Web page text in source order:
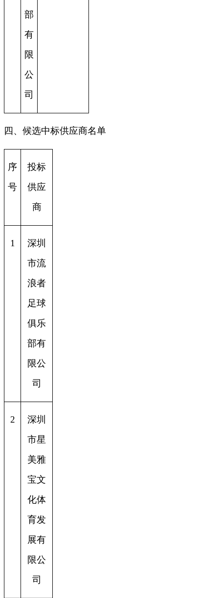
部
有
限
公
司
四、候选中标供应商名单
序
号
投标
供应
商
1
深圳
市流
浪者
足球
俱乐
部有
限公
司
2
深圳
市星
美雅
宝文
化体
育发
展有
限公
司